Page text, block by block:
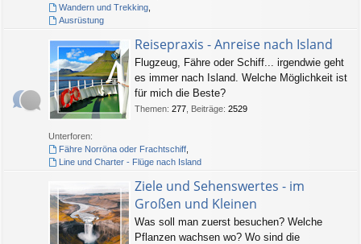
Wandern und Trekking,
Ausrüstung
Reisepraxis - Anreise nach Island
Flugzeug, Fähre oder Schiff... irgendwie geht
es immer nach Island. Welche Möglichkeit ist
für mich die Beste?
Themen: 277 Beiträge: 2529
Unterforen:
Fähre Norröna oder Frachtschiff,
Line und Charter - Flüge nach Island
Ziele und Sehenswertes - im
Großen und Kleinen
Was soll man zuerst besuchen? Welche
Pflanzen wachsen wo? Wo sind die